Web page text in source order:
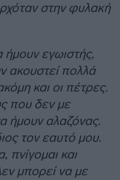
στην φυλακή
εγωιστής,
ακουστεί πολλά
και οι πέτρες.
που δεν με
ήμουν αλαζόνας.
τον εαυτό μου.
πνίγομαι και
μπορεί να με